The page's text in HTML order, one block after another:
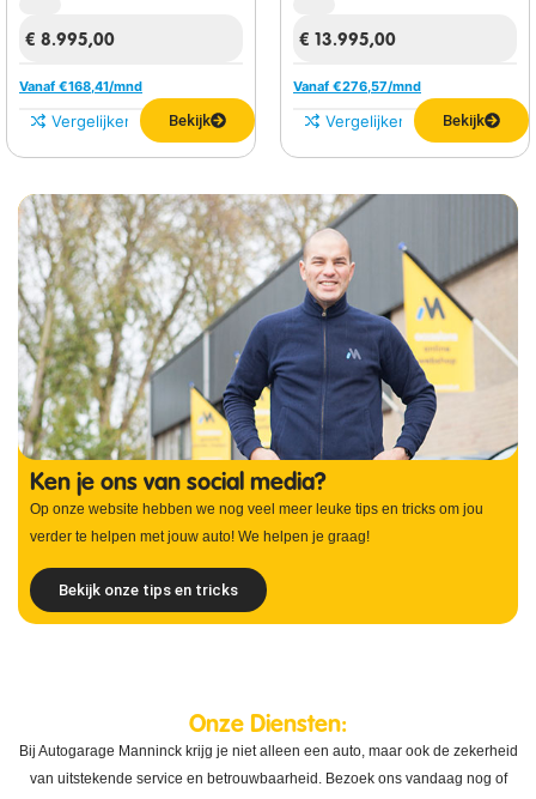
€ 8.995,00
Vanaf €168,41/mnd
Vergelijken Bekijk
€ 13.995,00
Vanaf €276,57/mnd
Vergelijken Bekijk
Ken je ons van social media?
Op onze website hebben we nog veel meer leuke tips en tricks om jou
verder te helpen met jouw auto! We helpen je graag!
Bekijk onze tips en tricks
Onze Diensten:
Bij Autogarage Manninck krijg je niet alleen een auto, maar ook de zekerheid
van uitstekende service en betrouwbaarheid. Bezoek ons vandaag nog of